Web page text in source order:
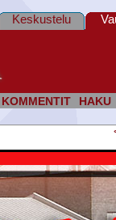
KOMMENTIT HAKU
Keskustelu